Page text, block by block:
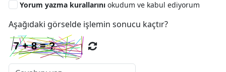
Yorum yazma kurallarını okudum ve kabul ediyorum
Aşağıdaki görselde işlemin sonucu kaçtır?